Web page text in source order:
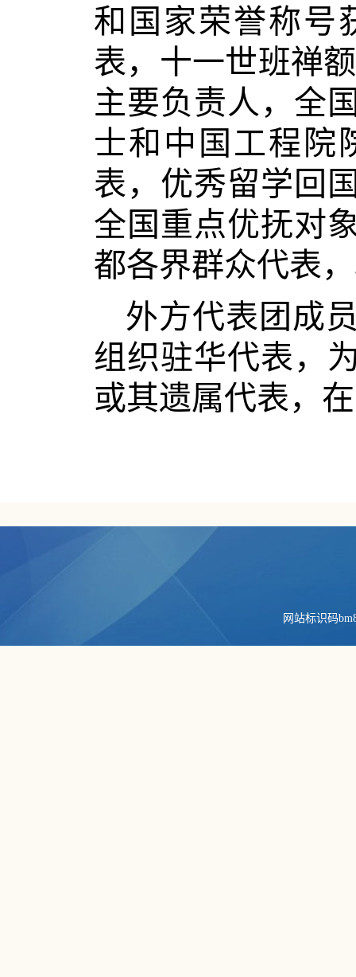
和国家荣誉称号
表，十一世班禅
主要负责人，全
士和中国工程院
表，优秀留学回
全国重点优抚对
都各界群众代表
外方代表团成
组织驻华代表，
或其遗属代表，
网站标识码